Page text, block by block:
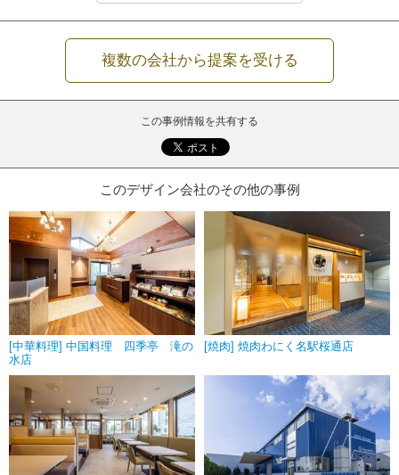
複数の会社から提案を受ける
この事例情報を共有する
このデザイン会社のその他の事例
[中華料理] 中国料理 四季亭 滝の
水店
[焼肉] 焼肉わにく名駅桜通店